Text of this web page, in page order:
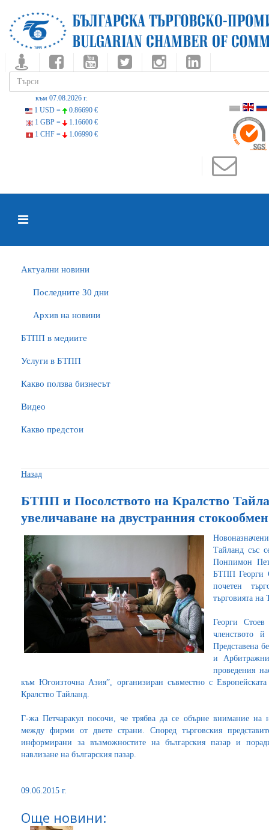
към 07.08.2026 г.
1 USD =
0.86690 €
1 GBP =
1.16600 €
1 CHF =
1.06990 €
Актуални новини
Последните 30 дни
Архив на новини
БTПП в медиите
Услуги в БТПП
Какво ползва бизнесът
Видео
Какво предстои
Назад
БТПП и Посолството на Кралство
увеличаване на двустранния стокообмен
Тайланд със
Понпимон
БТПП Георги
почетен
търговията
Георги
членството
Представена
и
проведения
към Югоизточна Азия”, организиран съвместно с
Кралство Тайланд.
Г-жа Петчаракул посочи, че трябва да се обърне внимание на
между фирми от двете страни. Според търговския
информирани за възможностите на българския пазар и
навлизане на българския пазар.
09.06.2015 г.
Още новини: